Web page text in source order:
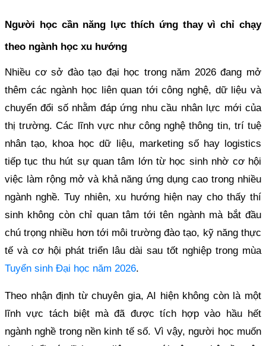
Người học cần năng lực thích ứng thay vì chỉ chạy
theo ngành học xu hướng
Nhiều cơ sở đào tạo đại học trong năm 2026 đang mở
thêm các ngành học liên quan tới công nghệ, dữ liệu và
chuyển đổi số nhằm đáp ứng nhu cầu nhân lực mới của
thị trường. Các lĩnh vực như công nghệ thông tin, trí tuệ
nhân tạo, khoa học dữ liệu, marketing số hay logistics
tiếp tục thu hút sự quan tâm lớn từ học sinh nhờ cơ hội
việc làm rộng mở và khả năng ứng dụng cao trong nhiều
ngành nghề. Tuy nhiên, xu hướng hiện nay cho thấy thí
sinh không còn chỉ quan tâm tới tên ngành mà bắt đầu
chú trọng nhiều hơn tới môi trường đào tạo, kỹ năng thực
tế và cơ hội phát triển lâu dài sau tốt nghiệp trong mùa
Tuyển sinh Đại học năm 2026.
Theo nhận định từ chuyên gia, AI hiện không còn là một
lĩnh vực tách biệt mà đã được tích hợp vào hầu hết
ngành nghề trong nền kinh tế số. Vì vậy, người học muốn